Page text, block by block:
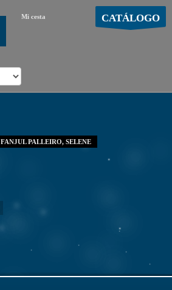
Mi cesta CATÁLOGO
FANJUL PALLEIRO, SELENE